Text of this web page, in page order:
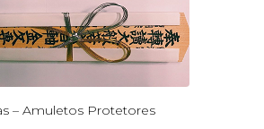
– Amuletos Protetores